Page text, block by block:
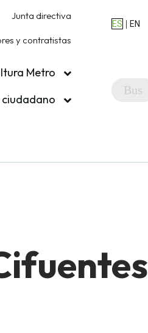
Junta directiva
y contratistas
ES | EN
Metro